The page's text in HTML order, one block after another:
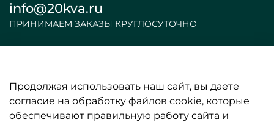
ООО «АКБ и ИБП»
info@20kva.ru
ПРИНИМАЕМ ЗАКАЗЫ КРУГЛОСУТОЧНО
Продолжая использовать наш сайт, вы даете
согласие на обработку файлов cookie, которые
обеспечивают правильную работу сайта и